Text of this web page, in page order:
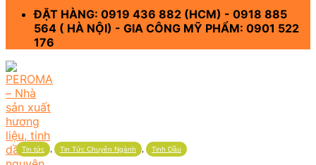
ĐẶT HÀNG: 0919 436 882 (HCM) - 0918 885
564 ( HÀ NỘI) - GIA CÔNG MỸ PHẨM: 0901 522
176
Tin tức Tin Tức Chuyên Ngành Tinh Dầu